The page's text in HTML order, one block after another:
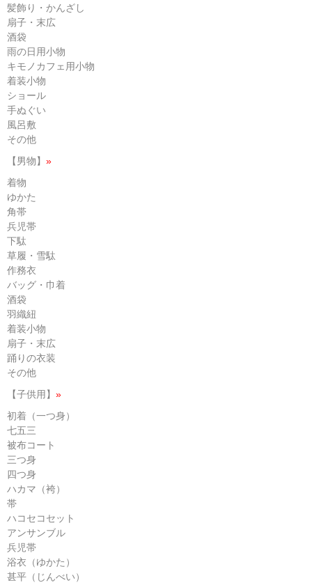
髪飾り・かんざし
扇子・末広
酒袋
雨の日用小物
キモノカフェ用小物
着装小物
ショール
手ぬぐい
風呂敷
その他
【男物】 »
着物
ゆかた
角帯
兵児帯
下駄
草履・雪駄
作務衣
バッグ・巾着
酒袋
羽織紐
着装小物
扇子・末広
踊りの衣装
その他
【子供用】 »
初着（一つ身）
七五三
被布コート
三つ身
四つ身
ハカマ（袴）
帯
ハコセコセット
アンサンブル
兵児帯
浴衣（ゆかた）
甚平（じんべい）